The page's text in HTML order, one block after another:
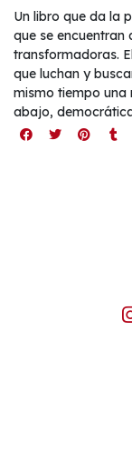
Un libro que da la
que se encuentran
transformadoras.
que luchan y
mismo tiempo una
abajo,